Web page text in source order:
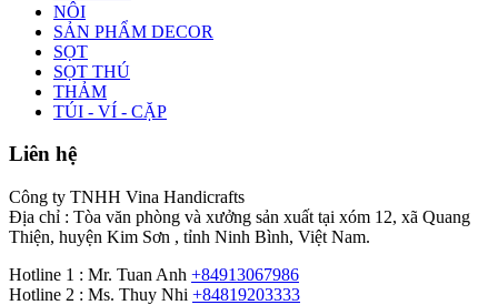
NÔI
SẢN PHẨM DECOR
SỌT
SỌT THÚ
THẢM
TÚI - VÍ - CẶP
Liên hệ
Công ty TNHH Vina Handicrafts
Địa chỉ : Tòa văn phòng và xưởng sản xuất tại xóm 12, xã Quang
Thiện, huyện Kim Sơn , tỉnh Ninh Bình, Việt Nam.
Hotline 1 : Mr. Tuan Anh +84913067986
Hotline 2 : Ms. Thuy Nhi +84819203333